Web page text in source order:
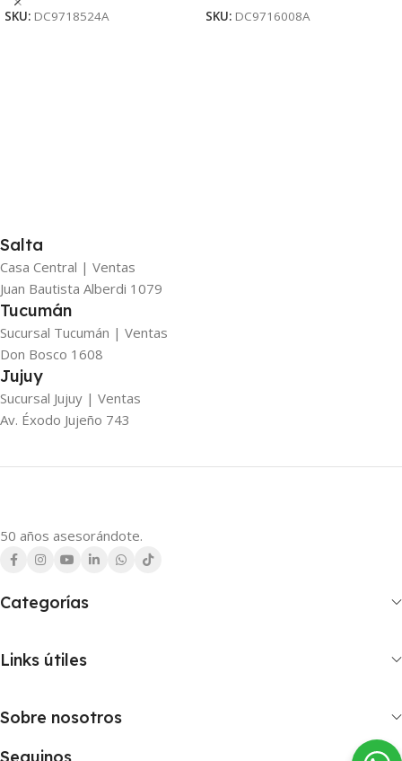
SKU: DC9718524A SKU: DC9716008A
Salta
Casa Central | Ventas
Juan Bautista Alberdi 1079
Tucumán
Sucursal Tucumán | Ventas
Don Bosco 1608
Jujuy
Sucursal Jujuy | Ventas
Av. Éxodo Jujeño 743
50 años asesorándote.
Categorías
Links útiles
Sobre nosotros